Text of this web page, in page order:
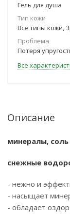
Гель для душа
Тип кожи
Все типы кожи,
Проблема
Потеря
Все
Описание
минералы,
снежные
- нежно и
- насыщает
- обладает